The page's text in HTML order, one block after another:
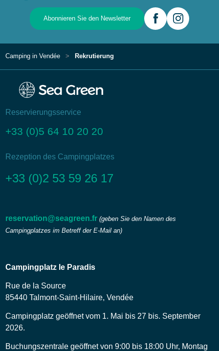
Abonnieren Sie den Newsletter
Camping in Vendée Rekrutierung
Reservierungsservice
+33 (0)5 64 10 20 20
Rezeption des Campingplatzes
+33 (0)2 53 59 26 17
reservation@seagreen.fr (geben Sie den Namen des
Campingplatzes im Betreff der E-Mail an)
Campingplatz le Paradis
Rue de la Source
85440 Talmont-Saint-Hilaire, Vendée
Campingplatz geöffnet vom 1. Mai bis 27 bis. September
2026.
Buchungszentrale geöffnet von 9:00 bis 18:00 Uhr, Montag